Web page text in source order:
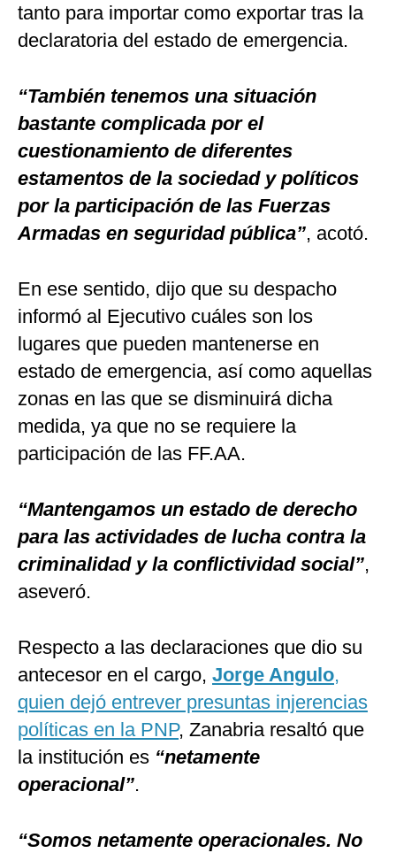
tanto para importar como exportar tras la
declaratoria del estado de emergencia.
“También tenemos una situación
bastante complicada por el
cuestionamiento de diferentes
estamentos de la sociedad y políticos
por la participación de las Fuerzas
Armadas en seguridad pública”, acotó.
En ese sentido, dijo que su despacho
informó al Ejecutivo cuáles son los
lugares que pueden mantenerse en
estado de emergencia, así como aquellas
zonas en las que se disminuirá dicha
medida, ya que no se requiere la
participación de las FF.AA.
“Mantengamos un estado de derecho
para las actividades de lucha contra la
criminalidad y la conflictividad social”,
aseveró.
Respecto a las declaraciones que dio su
antecesor en el cargo, Jorge Angulo,
quien dejó entrever presuntas injerencias
políticas en la PNP, Zanabria resaltó que
la institución es “netamente
operacional”.
“Somos netamente operacionales. No